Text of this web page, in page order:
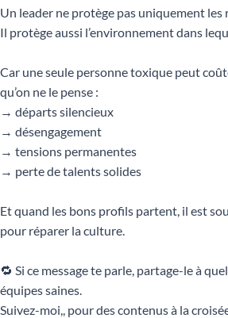
Un leader ne protège pas uniquement les
Il protège aussi l’environnement dans
Car une seule personne toxique peut
qu’on ne le pense :
→ départs silencieux
→ désengagement
→ tensions permanentes
→ perte de talents solides
Et quand les bons profils partent, il est
pour réparer la culture.
🔁 Si ce message te parle, partage-le à
équipes saines.
Suivez-moi,, pour des contenus à la